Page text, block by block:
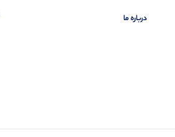
درباره ما